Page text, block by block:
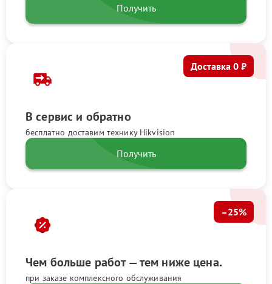
Получить
В сервис и обратно
бесплатно доставим технику Hikvision
Доставка 0 ₽
Получить
Чем больше работ — тем ниже цена.
при заказе комплексного обслуживания
–25%